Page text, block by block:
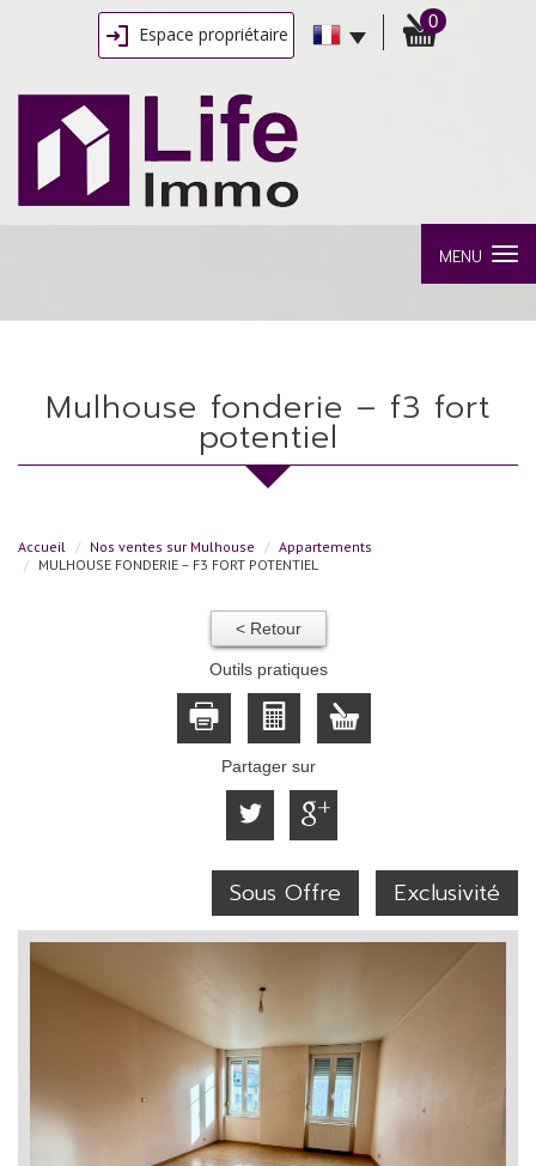
Espace propriétaire
0
MENU
mulhouse fonderie – f3 fort
potentiel
Accueil Nos ventes sur Mulhouse
Appartements
MULHOUSE FONDERIE – F3 FORT POTENTIEL
< Retour
Outils pratiques
Partager sur
Sous Offre Exclusivité